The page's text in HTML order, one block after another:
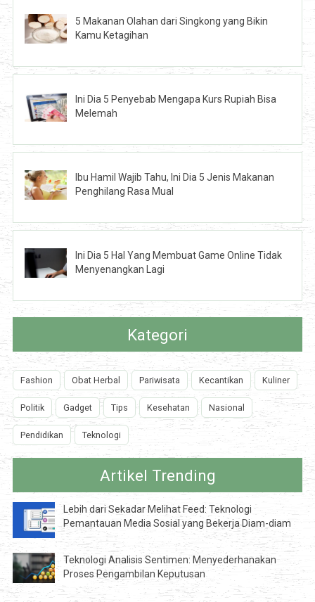
5 Makanan Olahan dari Singkong yang Bikin
Kamu Ketagihan
Ini Dia 5 Penyebab Mengapa Kurs Rupiah Bisa
Melemah
Ibu Hamil Wajib Tahu, Ini Dia 5 Jenis Makanan
Penghilang Rasa Mual
Ini Dia 5 Hal Yang Membuat Game Online Tidak
Menyenangkan Lagi
Kategori
Fashion Obat Herbal Pariwisata Kecantikan Kuliner
Politik Gadget Tips Kesehatan Nasional
Pendidikan Teknologi
Artikel Trending
Lebih dari Sekadar Melihat Feed: Teknologi
Pemantauan Media Sosial yang Bekerja Diam-diam
Teknologi Analisis Sentimen: Menyederhanakan
Proses Pengambilan Keputusan